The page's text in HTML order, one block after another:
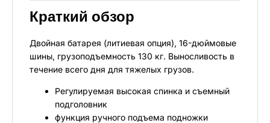
Краткий обзор
Двойная батарея (литиевая опция), 16-дюймовые
шины, грузоподъемность 130 кг. Выносливость в
течение всего дня для тяжелых грузов.
Регулируемая высокая спинка и съемный
подголовник
функция ручного подъема подножки